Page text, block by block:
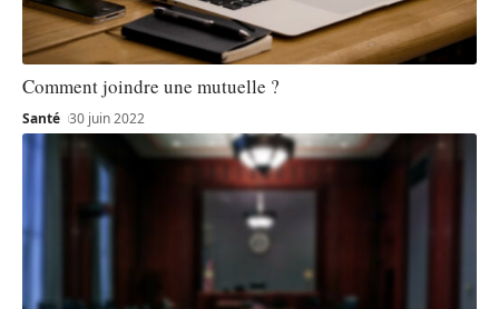
Comment joindre une mutuelle ?
Santé 30 juin 2022